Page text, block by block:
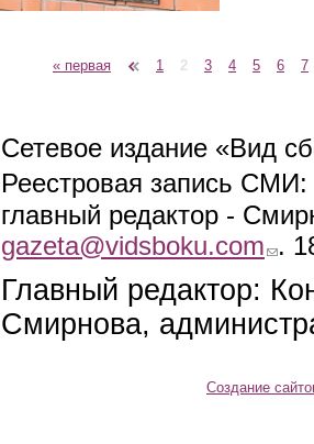
Страницы
« первая 1 2 3 4 5 6 7
Сетевое издание «Вид
Реестровая запись СМИ:
главный редактор -
gazeta@vidsboku.com (link
.
Главный редактор:
Смирнова,
Создание